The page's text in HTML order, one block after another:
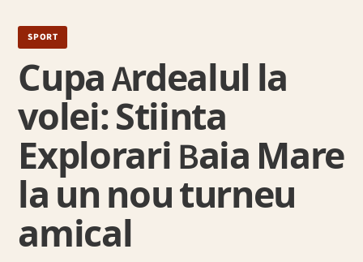
SPORT
Cupa Ardealul la
volei: Stiinta
Explorari Baia Mare
la un nou turneu
amical